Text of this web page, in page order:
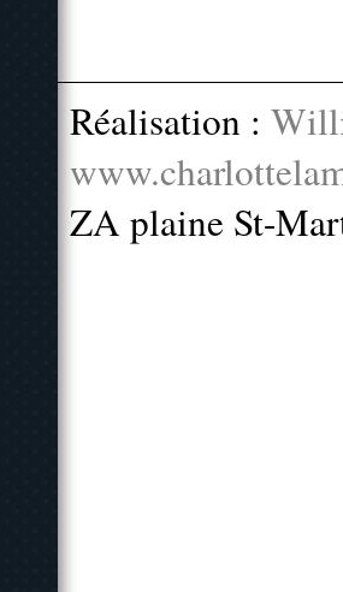
Réalisation :
ZA plaine St-